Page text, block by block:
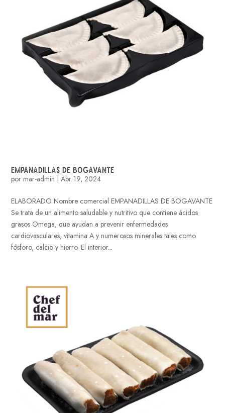
EMPANADILLAS DE BOGAVANTE
pormar-admin |Abr 19, 2024
ELABORADO Nombre comercial EMPANADILLAS DE BOGAVANTE
Se trata de un alimento saludable y nutritivo que contiene ácidos
grasos Omega, que ayudan a prevenir enfermedades
cardiovasculares, vitamina A y numerosos minerales tales como
fósforo, calcio y hierro. El interior...